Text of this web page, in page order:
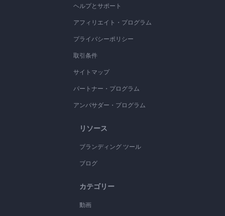
ヘルプとサポート
アフィリエイト・プログラム
プライバシーポリシー
取引条件
サイトマップ
パートナー・プログラム
アンバサダー・プログラム
リソース
ブランディング ツール
ブログ
カテゴリー
動画